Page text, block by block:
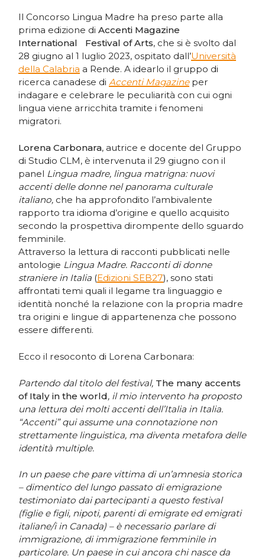
Il Concorso Lingua Madre ha preso parte alla
prima edizione diAccenti Magazine
International Festival of Arts, che si è svolto dal
28 giugno al 1 luglio 2023, ospitato dall’Università
della Calabria a Rende. A idearlo il gruppo di
ricerca canadese diAccenti Magazineper
indagare e celebrare le peculiarità con cui ogni
lingua viene arricchita tramite i fenomeni
migratori.
Lorena Carbonara, autrice e docente del Gruppo
di Studio CLM, è intervenuta il 29 giugno con il
panel Lingua madre, lingua matrigna: nuovi
accenti delle donne nel panorama culturale
italiano, che ha approfondito l’ambivalente
rapporto tra idioma d’origine e quello acquisito
secondo la prospettiva dirompente dello sguardo
femminile.
Attraverso la lettura di racconti pubblicati nelle
antologie Lingua Madre. Racconti di donne
straniere in Italia (Edizioni SEB27), sono stati
affrontati temi quali il legame tra linguaggio e
identità nonché la relazione con la propria madre
tra origini e lingue di appartenenza che possono
essere differenti.
Ecco il resoconto di Lorena Carbonara:
Partendo dal titolo del festival, The many accents
of Italy in the world, il mio intervento ha proposto
una lettura dei molti accenti dell’Italia in Italia.
“Accenti” qui assume una connotazione non
strettamente linguistica, ma diventa metafora delle
identità multiple.
In un paese che pare vittima di un’amnesia storica
– dimentico del lungo passato di emigrazione
testimoniato dai partecipanti a questo festival
(figlie e figli, nipoti, parenti di emigrate ed emigrati
italiane/i in Canada) – è necessario parlare di
immigrazione, di immigrazione femminile in
particolare. Un paese in cui ancora chi nasce da